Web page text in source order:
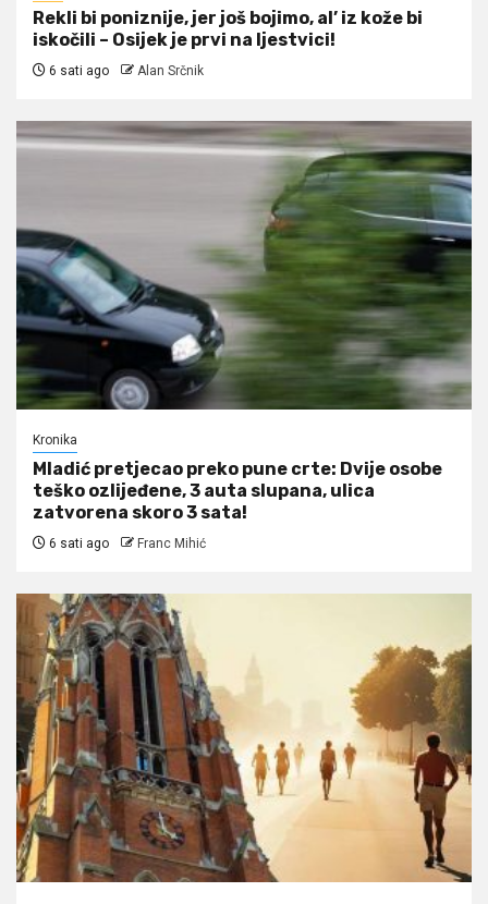
Rekli bi poniznije, jer još bojimo, al’ iz kože bi
iskočili – Osijek je prvi na ljestvici!
6 sati ago Alan Srčnik
Kronika
Mladić pretjecao preko pune crte: Dvije osobe
teško ozlijeđene, 3 auta slupana, ulica
zatvorena skoro 3 sata!
6 sati ago Franc Mihić